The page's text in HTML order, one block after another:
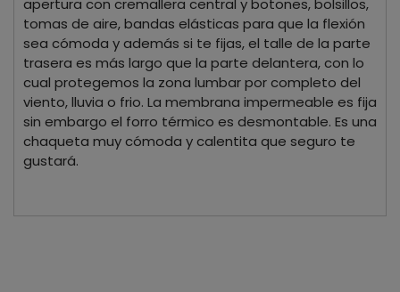
tomas de aire, bandas elásticas para que la flexión
sea cómoda y además si te fijas, el talle de la parte
trasera es más largo que la parte delantera, con lo
cual protegemos la zona lumbar por completo del
viento, lluvia o frio. La membrana impermeable es fija
sin embargo el forro térmico es desmontable. Es una
chaqueta muy cómoda y calentita que seguro te
gustará.